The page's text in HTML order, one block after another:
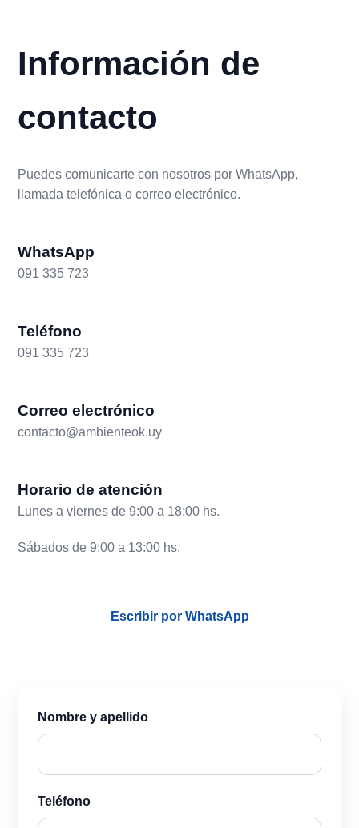
Información de
contacto
Puedes comunicarte con nosotros por WhatsApp,
llamada telefónica o correo electrónico.
WhatsApp
091 335 723
Teléfono
091 335 723
Correo electrónico
contacto@ambienteok.uy
Horario de atención
Lunes a viernes de 9:00 a 18:00 hs.
Sábados de 9:00 a 13:00 hs.
Escribir por WhatsApp
Nombre y apellido
Teléfono